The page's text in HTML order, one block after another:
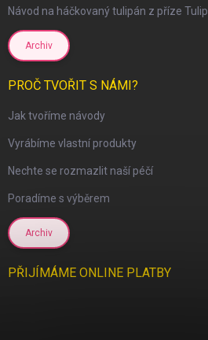
Návod na háčkovaný tulipán z příze Tulip
Archiv
PROČ TVOŘIT S NÁMI?
Jak tvoříme návody
Vyrábíme vlastní produkty
Nechte se rozmazlit naší péčí
Poradíme s výběrem
Archiv
PŘIJÍMÁME ONLINE PLATBY